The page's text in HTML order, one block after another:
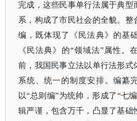
完成，这些民事单行法属于典型
系，构成了市民社会的全貌。整
编，既体现了《民法典》的基
《民法典》的“领域法”属性。
前，我国民事立法以单行法形式
系统、统一的制度安排。编纂
以“总则编”为统帅，形成了“七
辑严谨，包含万千，凸显了基础